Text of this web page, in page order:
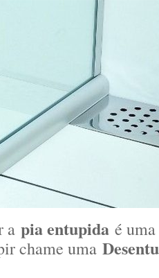
a pia entupida é
chame uma